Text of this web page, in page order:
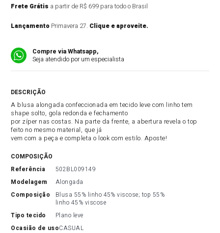
Frete Grátis a partir de R$ 699 para todo o Brasil
Lançamento Primavera 27. Clique e aproveite.
Compre via Whatsapp,
Seja atendido por um especialista
A blusa alongada confeccionada em tecido leve com linho tem
shape solto, gola redonda e fechamento
por zíper nas costas. Na parte da frente, a abertura revela o top
feito no mesmo material, que já
vem com a peça e completa o look com estilo. Aposte!
COMPOSIÇÃO
referência
502BL009149
modelagem
Alongada
composição
Blusa 55% linho 45% viscose; top 55%
linho 45% viscose
tipo tecido
Plano leve
ocasião de usoCASUAL